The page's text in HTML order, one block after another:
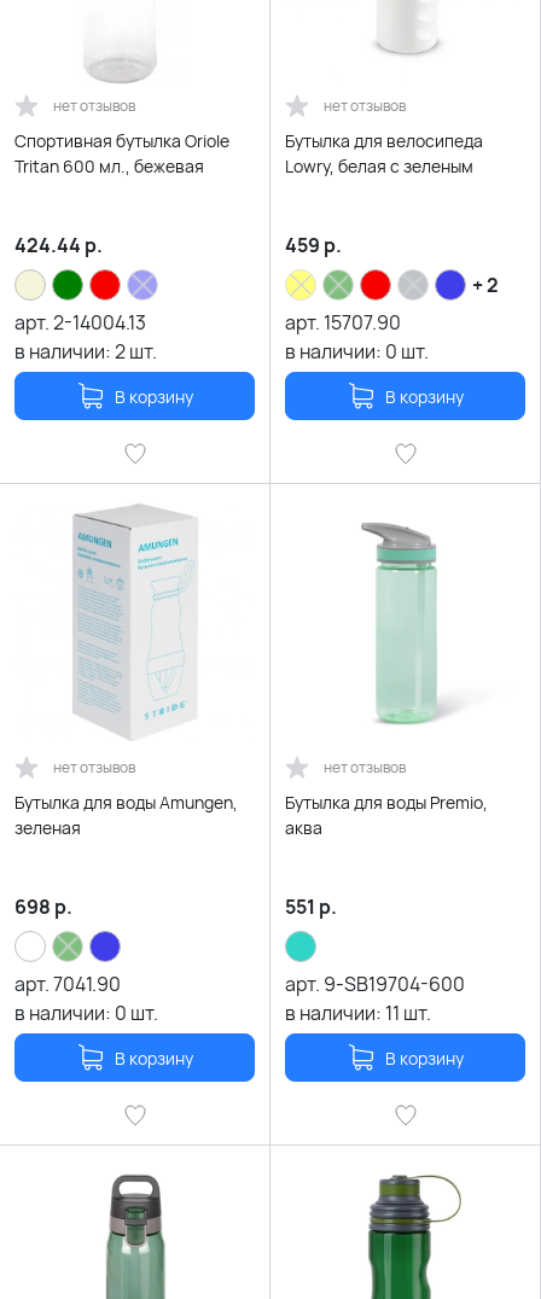
нет отзывов
Спортивная бутылка Oriole
Tritan 600 мл., бежевая
424.44 р.
арт.2-14004.13
в наличии:2шт.
В корзину
нет отзывов
Бутылка для велосипеда
Lowry, белая с зеленым
459 р.
+ 2
арт. 15707.90
в наличии: 0 шт.
В корзину
нет отзывов
Бутылка для воды Amungen,
зеленая
698 р.
арт.7041.90
в наличии: 0 шт.
В корзину
нет отзывов
Бутылка для воды Premio,
аква
551 р.
арт. 9-SB19704-600
в наличии: 11 шт.
В корзину